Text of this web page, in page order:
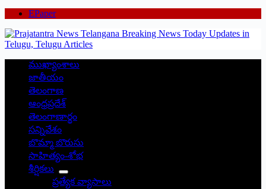
EPaper
ముఖ్యాంశాలు
జాతీయం
తెలంగాణ
ఆంధ్రప్రదేశ్
తెలంగాణార్థం
సన్నివేశం
బొమ్మా బొరుసు
సాహిత్యం-శోభ
శీర్షికలు
ప్రత్యేక వ్యాసాలు